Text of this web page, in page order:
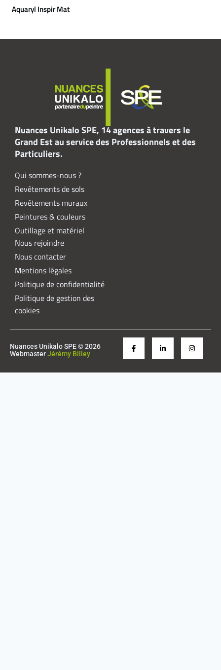
Aquaryl Inspir Mat
Nuances Unikalo SPE, 14 agences à travers le
Grand Est au service des Professionnels et des
Particuliers.
Qui sommes-nous ?
Revêtements de sols
Revêtements muraux
Peintures & couleurs
Outillage et matériel
Nous rejoindre
Nous contacter
Mentions légales
Politique de confidentialité
Politique de gestion des
cookies
Nuances Unikalo SPE © 2026
WebmasterJérémy Billey